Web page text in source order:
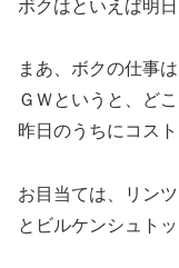
ボクはといえば明
まあ、ボクの仕事
ＧＷというと、ど
昨日のうちにコス
お目当ては、リン
とビルケンシュト